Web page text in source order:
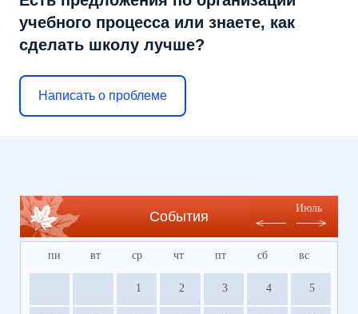
учебного процесса или знаете, как
сделать школу лучше?
Написать о проблеме
События
Июль
пн вт ср чт пт сб вс
1 2 3 4 5